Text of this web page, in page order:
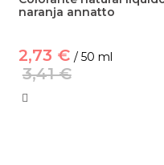
naranja annatto
2,73 € / 50 ml
3,41 €